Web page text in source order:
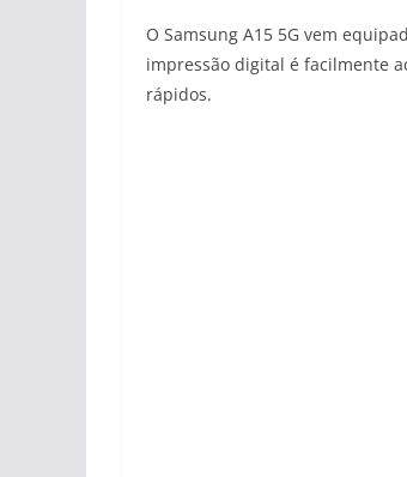
O Samsung A15 5G vem
impressão digital é facilmente
rápidos.